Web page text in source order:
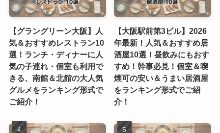
【グラングリーン大阪】人
気＆おすすめレストラン10
選！ランチ・ディナーに人
気の子連れ・個室も利用で
きる、南館＆北館の大人気
グルメをランキング形式で
ご紹介！
【大阪駅前第3ビル】2026
年最新！人気＆おすすめ居
酒屋10選！昼飲みにもおす
すめ！幹事必見！個室＆喫
煙可の安い＆うまい居酒屋
をランキング形式でご紹
介！